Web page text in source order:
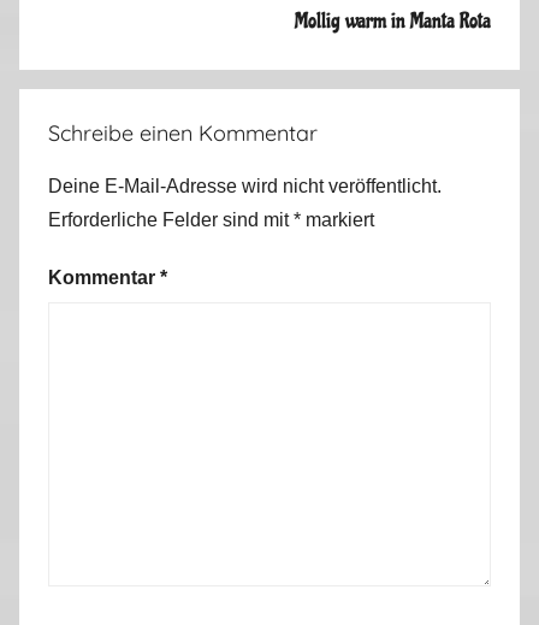
Mollig warm in Manta Rota
Schreibe einen Kommentar
Deine E-Mail-Adresse wird nicht veröffentlicht.
Erforderliche Felder sind mit* markiert
Kommentar *